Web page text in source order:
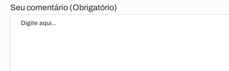
Seu comentário (Obrigatório)